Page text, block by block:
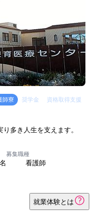
師寮 奨学金
資格取得支援
多き人生を支えます。
募集職種
看護師
就業体験とは